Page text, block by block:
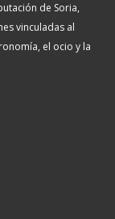
de Soria,
vinculadas al
el ocio y la